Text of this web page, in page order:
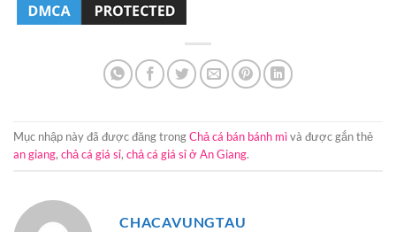
Mục nhập này đã được đăng trongChả cá bán bánh mìvà được gắn thẻ
an giang, chả cá giá sỉ, chả cá giá sỉ ở An Giang.
CHACAVUNGTAU